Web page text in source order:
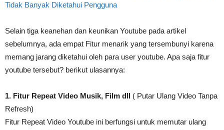
Tidak Banyak Diketahui Pengguna
Selain tiga keanehan dan keunikan Youtube pada artikel
sebelumnya, ada empat Fitur menarik yang tersembunyi karena
memang jarang diketahui oleh para user youtube. Apa saja fitur
youtube tersebut? berikut ulasannya:
1. Fitur Repeat Video Musik, Film dll ( Putar Ulang Video Tanpa
Refresh)
Fitur Repeat Video Youtube ini berfungsi untuk memutar ulang